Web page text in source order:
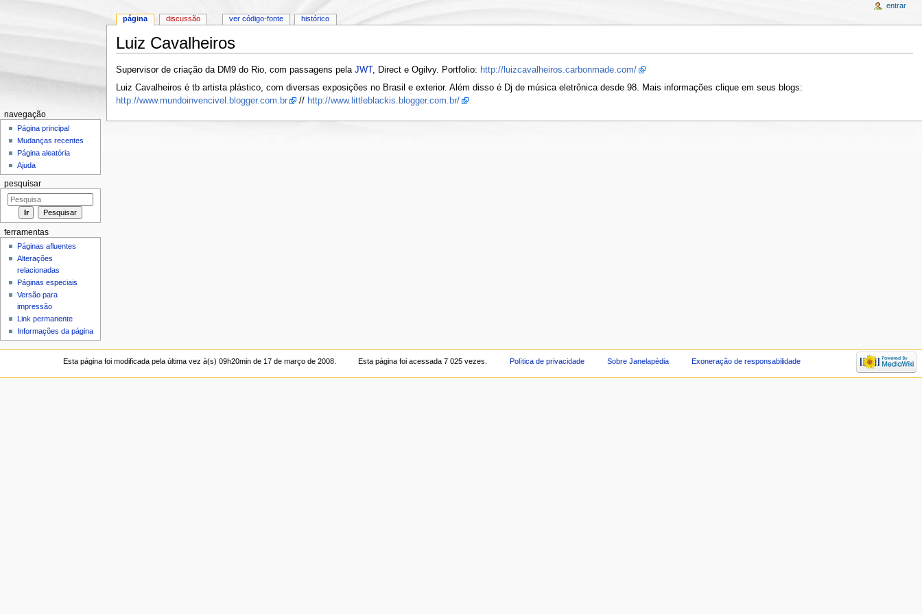
Luiz Cavalheiros
Supervisor de criação da DM9 do Rio, com passagens pela JWT , Direct e Ogilvy. Portfolio: http://luizcavalheiros.carbonmade.com/
Luiz Cavalheiros é tb artista plástico, com diversas exposições no Brasil e exterior. Além disso é Dj de música eletrônica desde 98. Mais informações clique em seus blogs:
http://www.mundoinvencivel.blogger.com.br
// http://www.littleblackis.blogger.com.br/
página discussão ver código-fonte histórico
entrar
navegação
Página principal
Mudanças recentes
Página aleatória
Ajuda
pesquisar
ferramentas
Páginas afluentes
Alterações
relacionadas
Páginas especiais
Versão para
impressão
Link permanente
Informações da página
Esta página foi modificada pela última vez à(s) 09h20min de 17 de março de 2008. Esta página foi acessada 7 025 vezes. Política de privacidade Sobre Janelapédia Exoneração de responsabilidade